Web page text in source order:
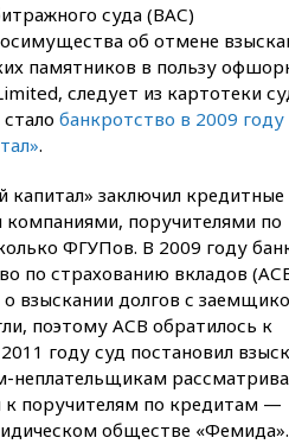
суда (ВАС)
об отмене
памятников в пользу
следует из картотеки
банкротство в 2009 году
.
капитал» заключил кредитные
поручителями по
ФГУПов. В 2009 году
по страхованию вкладов
взыскании долгов с
поэтому АСВ обратилось к
году суд постановил
неплательщикам
к поручителям по кредитам —
обществе «Фемида».